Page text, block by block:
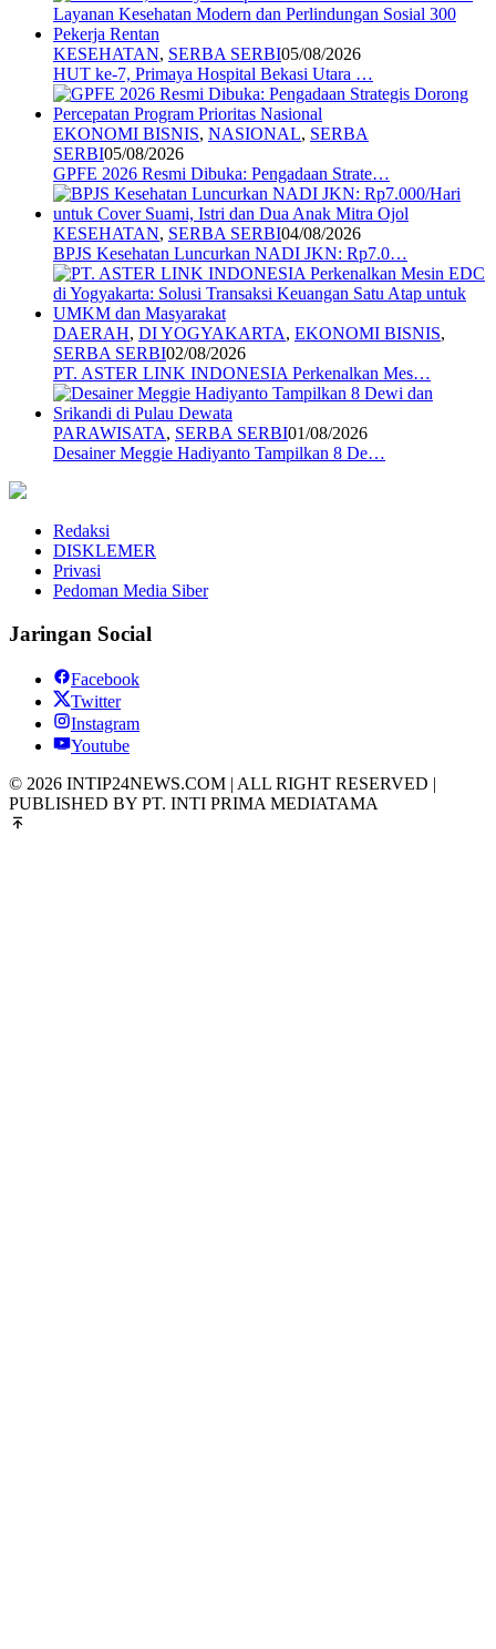
KESEHATAN, SERBA SERBI05/08/2026
HUT ke-7, Primaya Hospital Bekasi Utara …
EKONOMI BISNIS, NASIONAL, SERBA
SERBI05/08/2026
GPFE 2026 Resmi Dibuka: Pengadaan Strate…
KESEHATAN, SERBA SERBI04/08/2026
BPJS Kesehatan Luncurkan NADI JKN: Rp7.0…
DAERAH, DI YOGYAKARTA, EKONOMI BISNIS,
SERBA SERBI02/08/2026
PT. ASTER LINK INDONESIA Perkenalkan Mes…
PARAWISATA, SERBA SERBI01/08/2026
Desainer Meggie Hadiyanto Tampilkan 8 De…
Redaksi
DISKLEMER
Privasi
Pedoman Media Siber
Jaringan Social
Facebook
Twitter
Instagram
Youtube
© 2026 INTIP24NEWS.COM | ALL RIGHT RESERVED |
PUBLISHED BY PT. INTI PRIMA MEDIATAMA